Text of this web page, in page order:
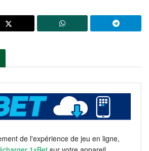
de l'expérience de jeu en ligne,